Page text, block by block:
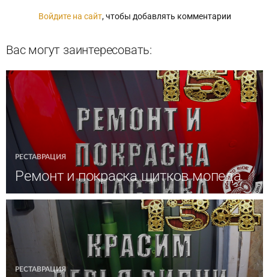
Войдите на сайт, чтобы добавлять комментарии
Вас могут заинтересовать:
РЕСТАВРАЦИЯ
Ремонт и покраска щитков мопеда
РЕСТАВРАЦИЯ